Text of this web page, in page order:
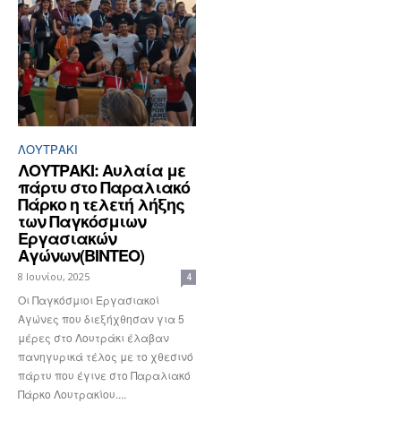
ΛΟΥΤΡΆΚΙ
ΛΟΥΤΡΑΚΙ: Αυλαία με
πάρτυ στο Παραλιακό
Πάρκο η τελετή λήξης
των Παγκόσμιων
Εργασιακών
Αγώνων(ΒΙΝΤΕΟ)
8 Ιουνίου, 2025 4
Οι Παγκόσμιοι Εργασιακοί
Αγώνες που διεξήχθησαν για 5
μέρες στο Λουτράκι έλαβαν
πανηγυρικά τέλος με το χθεσινό
πάρτυ που έγινε στο Παραλιακό
Πάρκο Λουτρακίου....